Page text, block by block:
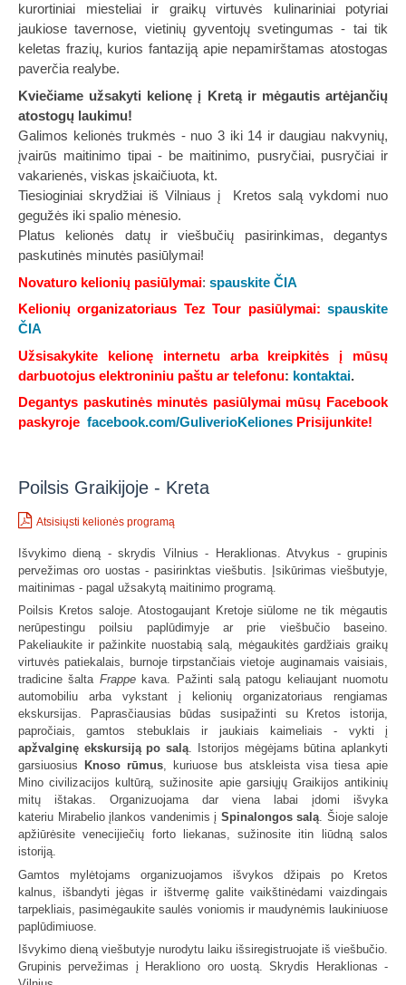
kurortiniai miesteliai ir graikų virtuvės kulinariniai potyriai
jaukiose tavernose, vietinių gyventojų svetingumas - tai tik
keletas frazių, kurios fantaziją apie nepamirštamas atostogas
paverčia realybe.
Kviečiame užsakyti kelionę į Kretą ir mėgautis artėjančių
atostogų laukimu!
Galimos kelionės trukmės - nuo 3 iki 14 ir daugiau nakvynių,
įvairūs maitinimo tipai - be maitinimo, pusryčiai, pusryčiai ir
vakarienės, viskas įskaičiuota, kt.
Tiesioginiai skrydžiai iš Vilniaus į Kretos salą vykdomi nuo
gegužės iki spalio mėnesio.
Platus kelionės datų ir viešbučių pasirinkimas, degantys
paskutinės minutės pasiūlymai!
Novaturo kelionių pasiūlymai: spauskite ČIA
Kelionių organizatoriaus Tez Tour pasiūlymai: spauskite
ČIA
Užsisakykite kelionę internetu arba kreipkitės į mūsų
darbuotojus elektroniniu paštu ar telefonu: kontaktai.
Degantys paskutinės minutės pasiūlymai mūsų Facebook
paskyroje facebook.com/GuliverioKeliones Prisijunkite!
Poilsis Graikijoje - Kreta
Atsisiųsti kelionės programą
Išvykimo dieną - skrydis Vilnius - Heraklionas. Atvykus - grupinis
pervežimas oro uostas - pasirinktas viešbutis. Įsikūrimas viešbutyje,
maitinimas - pagal užsakytą maitinimo programą.
Poilsis Kretos saloje. Atostogaujant Kretoje siūlome ne tik mėgautis
nerūpestingu poilsiu paplūdimyje ar prie viešbučio baseino.
Pakeliaukite ir pažinkite nuostabią salą, mėgaukitės gardžiais graikų
virtuvės patiekalais, burnoje tirpstančiais vietoje auginamais vaisiais,
tradicine šalta Frappekava. Pažinti salą patogu keliaujant nuomotu
automobiliu arba vykstant į kelionių organizatoriaus rengiamas
ekskursijas. Paprasčiausias būdas susipažinti su Kretos istorija,
papročiais, gamtos stebuklais ir jaukiais kaimeliais - vykti į
apžvalginę ekskursiją po salą. Istorijos mėgėjams būtina aplankyti
garsiuosius Knoso rūmus, kuriuose bus atskleista visa tiesa apie
Mino civilizacijos kultūrą, sužinosite apie garsiųjų Graikijos antikinių
mitų ištakas. Organizuojama dar viena labai įdomi išvyka
kateriu Mirabelio įlankos vandenimis į Spinalongos salą. Šioje saloje
apžiūrėsite venecijiečių forto liekanas, sužinosite itin liūdną salos
istoriją.
Gamtos mylėtojams organizuojamos išvykos džipais po Kretos
kalnus, išbandyti jėgas ir ištvermę galite vaikštinėdami vaizdingais
tarpekliais, pasimėgaukite saulės voniomis ir maudynėmis laukiniuose
paplūdimiuose.
Išvykimo dieną viešbutyje nurodytu laiku išsiregistruojate iš viešbučio.
Grupinis pervežimas į Herakliono oro uostą. Skrydis Heraklionas -